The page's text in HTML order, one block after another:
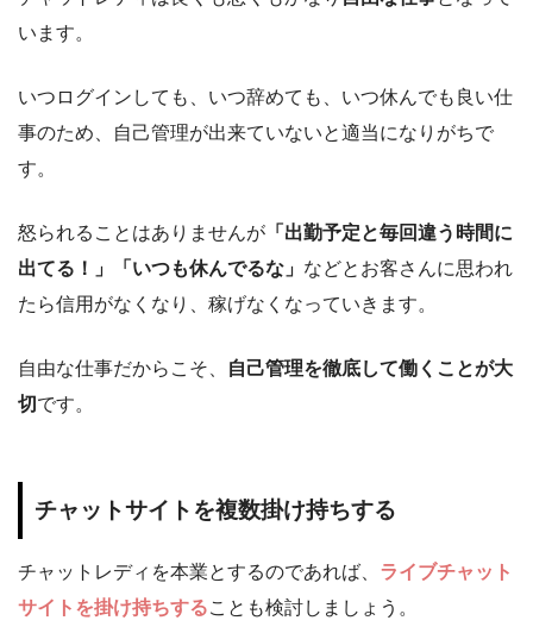
います。
いつログインしても、いつ辞めても、いつ休んでも良い仕
事のため、自己管理が出来ていないと適当になりがちで
す。
怒られることはありませんが 「出勤予定と毎回違う時間に
出てる！」「いつも休んでるな」 などとお客さんに思われ
たら信用がなくなり、稼げなくなっていきます。
自由な仕事だからこそ、
自己管理を徹底して働くことが大
切 です。
チャットサイトを複数掛け持ちする
チャットレディを本業とするのであれば、 ライブチャット
サイトを掛け持ちすることも検討しましょう。